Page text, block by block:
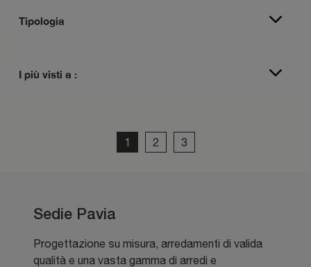
Tipologia
I più visti a :
1 2 3
Sedie Pavia
Progettazione su misura, arredamenti di valida
qualità e una vasta gamma di arredi e